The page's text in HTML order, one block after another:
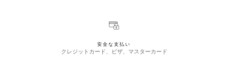
安全な支払い
クレジットカード、ビザ、マスターカード